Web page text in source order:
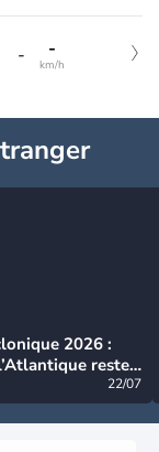
- -
km/h
2026 :
reste
22/07